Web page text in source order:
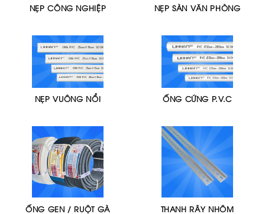
NẸP CÔNG NGHIỆP NẸP SÀN VĂN PHÒNG
NẸP VUÔNG NỔI ỐNG CỨNG P.V.C
ỐNG GEN / RUỘT GÀ THANH RÂY NHÔM